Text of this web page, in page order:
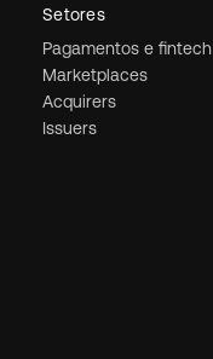
Setores
Pagamentos e fintech
Marketplaces
Acquirers
Issuers